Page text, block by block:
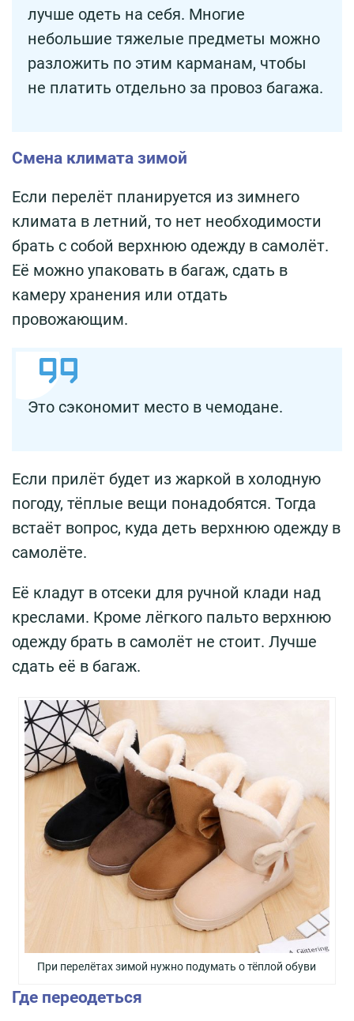
лучше одеть на себя. Многие
небольшие тяжелые предметы можно
разложить по этим карманам, чтобы
не платить отдельно за провоз багажа.
Смена климата зимой
Если перелёт планируется из зимнего
климата в летний, то нет необходимости
брать с собой верхнюю одежду в самолёт.
Её можно упаковать в багаж, сдать в
камеру хранения или отдать
провожающим.
Это сэкономит место в чемодане.
Если прилёт будет из жаркой в холодную
погоду, тёплые вещи понадобятся. Тогда
встаёт вопрос, куда деть верхнюю одежду в
самолёте.
Её кладут в отсеки для ручной клади над
креслами. Кроме лёгкого пальто верхнюю
одежду брать в самолёт не стоит. Лучше
сдать её в багаж.
При перелётах зимой нужно подумать о тёплой обуви
Где переодеться